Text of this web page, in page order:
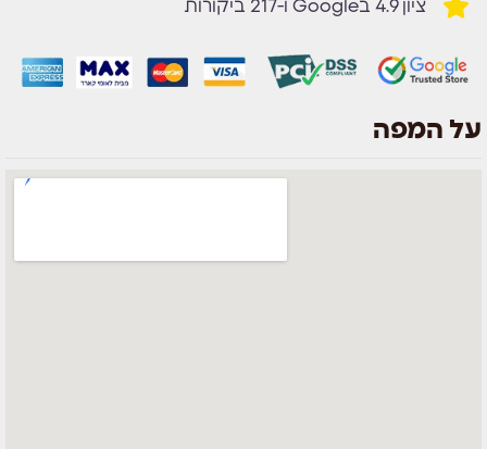
ציון 4.9 בGoogle ו-217 ביקורות
על המפה